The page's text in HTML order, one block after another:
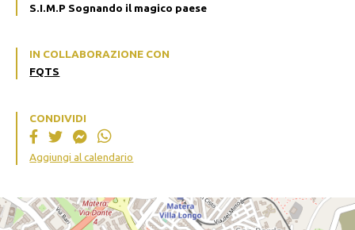
S.I.M.P Sognando il magico paese
IN COLLABORAZIONE CON
FQTS
CONDIVIDI
Aggiungi al calendario